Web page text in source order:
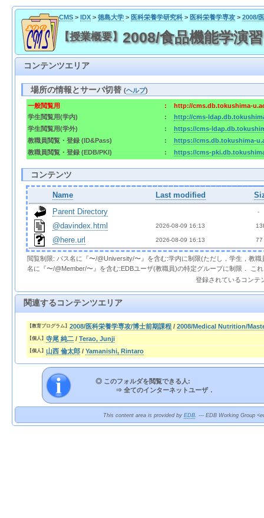
CMS> IDX> 徳島大学> 医科栄養学研究科> 医科栄養学専攻> 2008/
【授業概要】 2008/食品機能学演
コンテンツエリア
場所の情報とサーバ切替(ヘルプ)
一般閲覧用 :
http://cms.db.tokushima-
学生閲覧用(学内)
:
http://cms-
学生閲覧用(学外)
:
https://cms-
教職員閲覧・登録 (ID&Pass)
:
https://cms.db.tokushima-
教職員閲覧・登録 (EDB/PKI)
: https://cms-
コンテンツ
Name Last modified
Parent Directory
  -
@davindex.html 2026-08-09 16:13
@here.url 2026-08-09 16:13 77
閲覧制限: パス名に『〜/@University/〜』を含む:学内に制限(ただし，学生，教
名に『〜/@Member/〜』を含む:EDBユーザ(教職員)の特定グループに制限． こ
登録されているコンテ
関連するコンテンツエリア
【教育プログラム】 2008/医科栄養学専攻/博士前期課程 / 2008/Medical Nutrition/
【個人】 寺尾 純二 / Terao, Junji
【個人】 山西 倫太郎 / Yamanishi, Rintaro
◎ このフォルダを閲覧できる人:
⇒ 全てのインターネットユーザ．
This content area is provided by EDB. --- EDB Working Group